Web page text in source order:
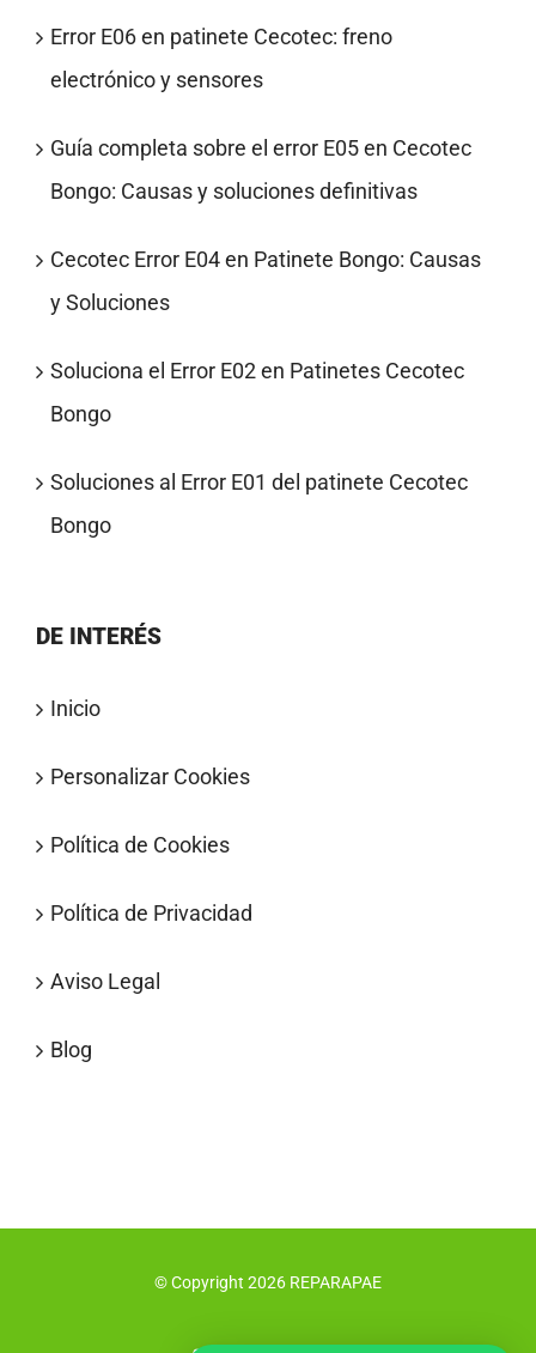
Error E06 en patinete Cecotec: freno
electrónico y sensores
Guía completa sobre el error E05 en Cecotec
Bongo: Causas y soluciones definitivas
Cecotec Error E04 en Patinete Bongo: Causas
y Soluciones
Soluciona el Error E02 en Patinetes Cecotec
Bongo
Soluciones al Error E01 del patinete Cecotec
Bongo
DE INTERÉS
Inicio
Personalizar Cookies
Política de Cookies
Política de Privacidad
Aviso Legal
Blog
© Copyright 2026 REPARAPAE